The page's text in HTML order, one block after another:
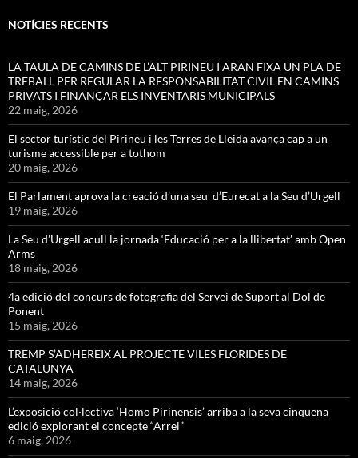
NOTÍCIES RECENTS
LA TAULA DE CAMINS DE L’ALT PIRINEU I ARAN FIXA UN PLA DE
TREBALL PER REGULAR LA RESPONSABILITAT CIVIL EN CAMINS
PRIVATS I FINANÇAR ELS INVENTARIS MUNICIPALS
22 maig, 2026
El sector turístic del Pirineu i les Terres de Lleida avança cap a un
turisme accessible per a tothom
20 maig, 2026
El Parlament aprova la creació d’una seu d’Eurecat a la Seu d’Urgell
19 maig, 2026
La Seu d’Urgell acull la jornada ‘Educació per a la llibertat’ amb Open
Arms
18 maig, 2026
4a edició del concurs de fotografia del Servei de Suport al Dol de
Ponent
15 maig, 2026
TREMP S’ADHEREIX AL PROJECTE VILES FLORIDES DE
CATALUNYA
14 maig, 2026
L’exposició col·lectiva ‘Homo Pirinensis’ arriba a la seva cinquena
edició explorant el concepte “Arrel”
6 maig, 2026